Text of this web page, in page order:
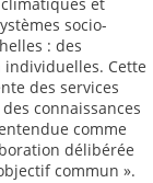
socio-
: des
Cette
des services
connaissances
comme
délibérée
commun ».